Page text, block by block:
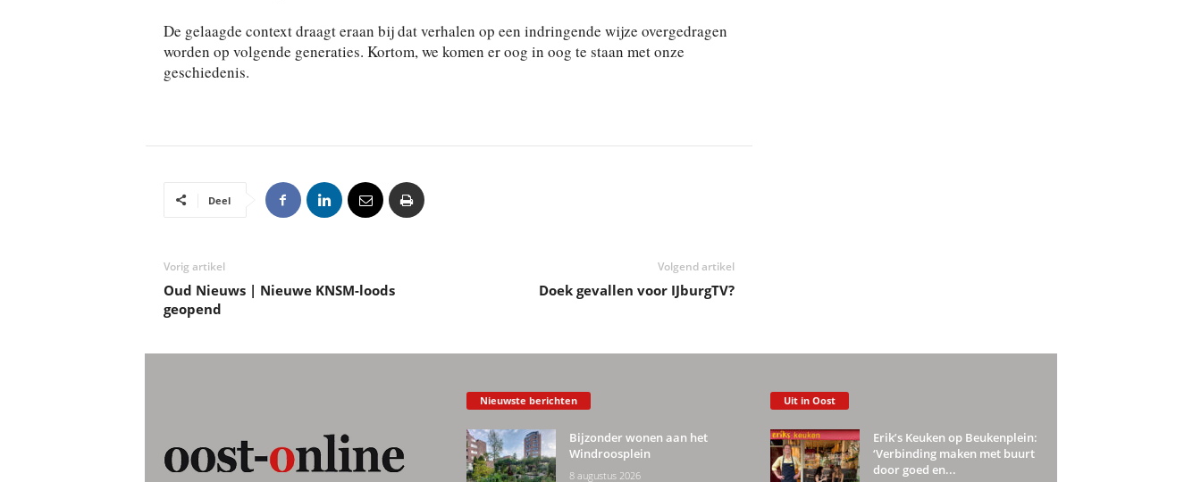
De gelaagde context draagt eraan bij dat verhalen op een indringende wijze overgedragen
worden op volgende generaties. Kortom, we komen er oog in oog te staan met onze
geschiedenis.
Deel
Vorig artikel
Oud Nieuws | Nieuwe KNSM-loods
geopend
Volgend artikel
Doek gevallen voor IJburgTV?
Nieuwste berichten
Bijzonder wonen aan het
Windroosplein
8 augustus 2026
Uit in Oost
Erik’s Keuken op Beukenplein:
‘Verbinding maken met buurt
door goed en...